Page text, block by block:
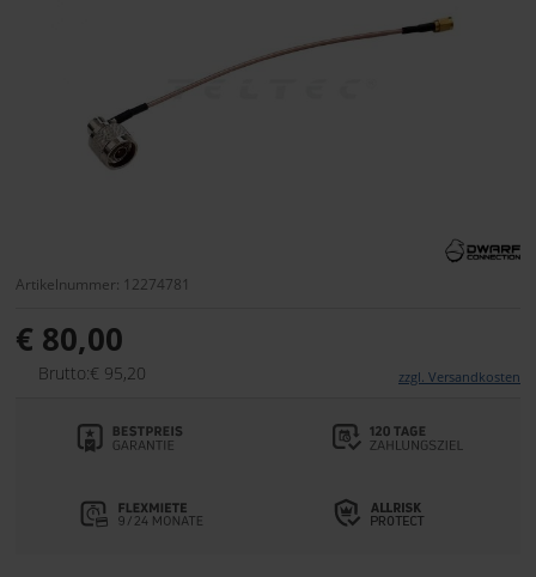
Artikelnummer: 12274781
€ 80,00
Brutto:€ 95,20 zzgl. Versandkosten